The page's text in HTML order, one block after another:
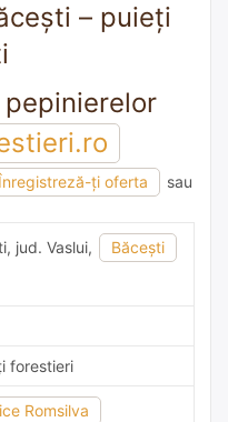
– puieți
ți oferta
sau
jud. Vaslui,
Băceşti
forestieri
Romsilva